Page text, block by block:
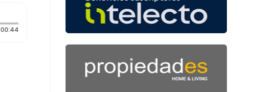
00:44Duración: 44 segundos